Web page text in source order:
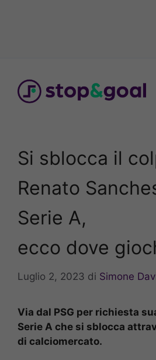
contenuto
Si sblocca il
Renato
Serie A,
ecco dove
Luglio 2, 2023 di Simone
Via dal PSG per richiesta
Serie A che si sblocca
di calciomercato.